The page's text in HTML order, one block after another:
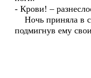
- Крови! –
Ночь приняла в
подмигнув ему